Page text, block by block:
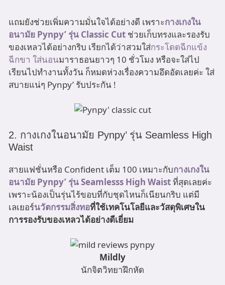
แถมยังช่วยเพิ่มความมั่นใจได้อย่างดี เพราะกางเกงใน
อนามัย Pynpy’ รุ่น Classic Cut ช่วยเก็บทรงและรองรับ
ของเหลวได้อย่างกริบ เรียกได้ว่าสวมใส่กระโดดฉีกแข้ง
ฉีกขา ใส่นอนมาราธอนยาวๆ 10 ชั่วโมง หรือจะใส่ไป
เรียนไปทำงานทั้งวัน ก็หมดห่วงเรื่องความอึดอัดเลยค่ะ ใส่
สบายแน่ๆ Pynpy’ รับประกัน !
2. กางเกงในอนามัย Pynpy’ รุ่น Seamless High
Waist
สายแฟชั่นหรือ Confident เต็ม 100 เหมาะกับกางเกงใน
อนามัย Pynpy’ รุ่น Seamlesss High Waistที่สุดเลยค่ะ
เพราะน้องเป็นรุ่นไร้ขอบที่กับชุดไหนก็เนียนกริบ แต่มี
เลเยอร์นวัตกรรมสิ่งทอที่ใช้เทคโนโลยีและวัสดุพิเศษใน
การรองรับของเหลวได้อย่างดีเยี่ยม
Mildly
นักจิตวิทยาฝึกหัด